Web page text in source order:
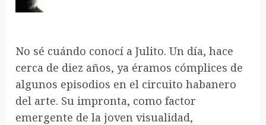
No sé cuándo conocí a Julito. Un día, hace
cerca de diez años, ya éramos cómplices de
algunos episodios en el circuito habanero
del arte. Su impronta, como factor
emergente de la joven visualidad,